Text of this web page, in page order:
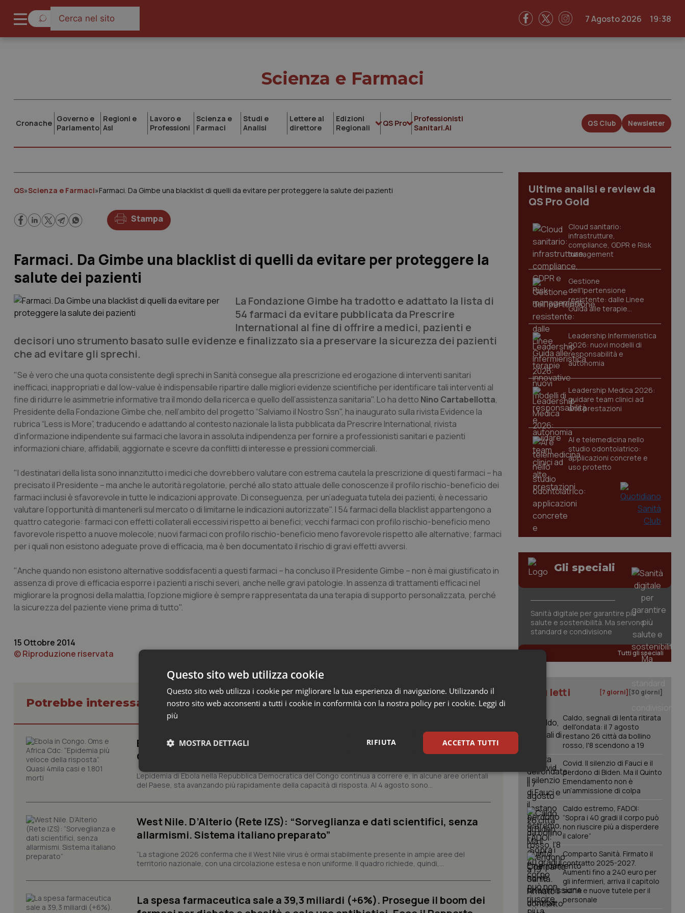
7 Agosto 2026 19:38
Scienza e Farmaci
Cronache Governo e
Parlamento
Regioni e
Asl
Lavoro e
Professioni
Scienza e
Farmaci
Studi e
Analisi
Lettere al
direttore
Edizioni
Regionali
QS Pro
Professionisti
Sanitari.AI
QS Club Newsletter
QS»Scienza e Farmaci»Farmaci. Da Gimbe una blacklist di quelli da evitare per proteggere la salute dei pazienti
Stampa
Farmaci. Da Gimbe una blacklist di quelli da evitare per proteggere la
salute dei pazienti
La Fondazione Gimbe ha tradotto e adattato la lista di
54 farmaci da evitare pubblicata da Prescrire
International al fine di offrire a medici, pazienti e
decisori uno strumento basato sulle evidenze e finalizzato sia a preservare la sicurezza dei pazienti
che ad evitare gli sprechi.
"Se è vero che una quota consistente degli sprechi in Sanità consegue alla prescrizione ed erogazione di interventi sanitari
inefficaci, inappropriati e dal low-value è indispensabile ripartire dalle migliori evidenze scientifiche per identificare tali interventi al
fine di ridurre le asimmetrie informative tra il mondo della ricerca e quello dell’assistenza sanitaria". Lo ha detto Nino Cartabellotta,
Presidente della Fondazione Gimbe che, nell’ambito del progetto “Salviamo il Nostro Ssn", ha inaugurato sulla rivista Evidence la
rubrica “Less is More”, traducendo e adattando al contesto nazionale la lista pubblicata da Prescrire International, rivista
d’informazione indipendente sui farmaci che lavora in assoluta indipendenza per fornire a professionisti sanitari e pazienti
informazioni chiare, affidabili, aggiornate e scevre da conflitti di interesse e pressioni commerciali.
"I destinatari della lista sono innanzitutto i medici che dovrebbero valutare con estrema cautela la prescrizione di questi farmaci – ha
precisato il Presidente – ma anche le autorità regolatorie, perché allo stato attuale delle conoscenze il profilo rischio-beneficio dei
farmaci inclusi è sfavorevole in tutte le indicazioni approvate. Di conseguenza, per un’adeguata tutela dei pazienti, è necessario
valutare l’opportunità di mantenerli sul mercato o di limitarne le indicazioni autorizzate". I 54 farmaci della blacklist appartengono a
quattro categorie: farmaci con effetti collaterali eccessivi rispetto ai benefici; vecchi farmaci con profilo rischio-beneficio meno
favorevole rispetto a nuove molecole; nuovi farmaci con profilo rischio-beneficio meno favorevole rispetto alle alternative; farmaci
per i quali non esistono adeguate prove di efficacia, ma è ben documentato il rischio di gravi effetti avversi.
"Anche quando non esistono alternative soddisfacenti a questi farmaci – ha concluso il Presidente Gimbe – non è mai giustificato in
assenza di prove di efficacia esporre i pazienti a rischi severi, anche nelle gravi patologie. In assenza di trattamenti efficaci nel
migliorare la prognosi della malattia, l’opzione migliore è sempre rappresentata da una terapia di supporto personalizzata, perché
la sicurezza del paziente viene prima di tutto".
15 Ottobre 2014
© Riproduzione riservata
Potrebbe interessarti in Scienza e Farmaci
Ebola in Congo. Oms e Africa Cdc: “Epidemia più veloce della risposta”.
Quasi 4mila casi e 1.801 morti
L’epidemia di Ebola nella Repubblica Democratica del Congo continua a correre e, in alcune aree orientali
del Paese, sta avanzando più rapidamente della capacità di risposta. Al 4 agosto sono...
West Nile. D’Alterio (Rete IZS): “Sorveglianza e dati scientifici, senza
allarmismi. Sistema italiano preparato”
“La stagione 2026 conferma che il West Nile virus è ormai stabilmente presente in ampie aree del
territorio nazionale, con una circolazione estesa e non uniforme. Il quadro richiede, quindi,...
La spesa farmaceutica sale a 39,3 miliardi (+6%). Prosegue il boom dei
Ultime analisi e review da
QS Pro Gold
Cloud sanitario:
infrastrutture,
compliance, GDPR e Risk
management
Gestione
dell'Ipertensione
resistente: dalle Linee
Guida alle terapie
innovative
Leadership Infermieristica
2026: nuovi modelli di
responsabilità e
autonomia
Leadership Medica 2026:
guidare team clinici ad
alte prestazioni
AI e telemedicina nello
studio odontoiatrico:
applicazioni concrete e
uso protetto
Gli speciali
Sanità digitale per garantire più
salute e sostenibilità. Ma servono
standard e condivisione
Tutti gli speciali
I più letti [7 giorni] [30 giorni]
Caldo, segnali di lenta ritirata
dell'ondata: il 7 agosto
restano 26 città da bollino
rosso, l'8 scendono a 19
Covid. Il silenzio di Fauci e il
perdono di Biden. Ma il Quinto
Emendamento non è
un’ammissione di colpa
Caldo estremo, FADOI:
“Sopra i 40 gradi il corpo può
non riuscire più a disperdere
il calore”
Comparto Sanità. Firmato il
contratto 2025-2027.
Aumenti fino a 240 euro per
gli infermieri, arriva il capitolo
sull'IA e nuove tutele per il
personale
Questo sito web utilizza cookie
Questo sito web utilizza i cookie per migliorare la tua esperienza di navigazione. Utilizzando il
nostro sito web acconsenti a tutti i cookie in conformità con la nostra policy per i cookie. Leggi di
più
ACCETTA TUTTI
RIFIUTA
MOSTRA DETTAGLI
Necessari Statistici Marketing
I cookie necessari contribuiscono a rendere fruibile il sito web abilitandone funzionalità di base quali la navigazione sulle pagine
VISITOR_PRIVACY_METADATA
YouTube
.youtube.com
5 mesi 4
settimane
Questo cookie viene utilizzato per memorizzare le
scelte di consenso e privacy dell'utente per la loro